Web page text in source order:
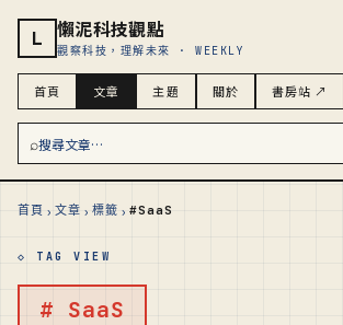
L 懶泥科技觀點
觀察科技，理解未來 · WEEKLY
⌕搜尋文章…
首頁 文章 主題 關於 書房站 ↗
首頁 › 文章 › 標籤 › #SaaS
◇ TAG VIEW
# SaaS